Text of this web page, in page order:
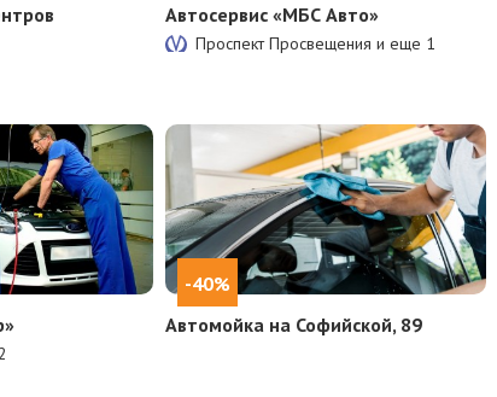
Автосервис «МБС Авто»
Проспект Просвещения и еще 1
-40%
Автомойка на Софийской, 89